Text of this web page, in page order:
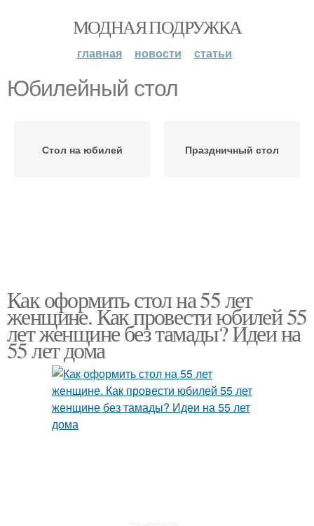
МОДНАЯ ПОДРУЖКА
главная новости статьи
Юбилейный стол
Стол на юбилей Праздничный стол
Как оформить стол на 55 лет
женщине. Как провести юбилей 55
лет женщине без тамады? Идеи на
55 лет дома